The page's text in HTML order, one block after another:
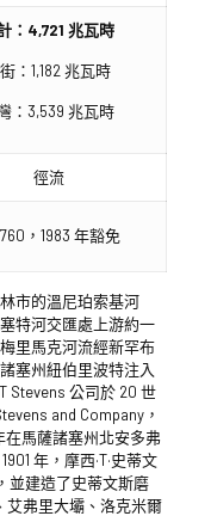
：4,721 兆瓦時
：1,182 兆瓦時
：3,539 兆瓦時
徑流
，1983 年豁免
市的溫尼珀索基河
特河交匯處上游約一
里馬克河流經新罕布
塞州紐伯里波特注入
Stevens 公司於 20 世
and Company，
在馬薩諸塞州北安多弗
年，摩西·T·史蒂文
並建造了史蒂文斯磨
艾弗里大壩、洛克米爾